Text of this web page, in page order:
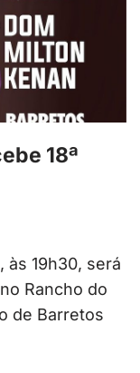
18ª
às 19h30, será
Rancho do
de Barretos